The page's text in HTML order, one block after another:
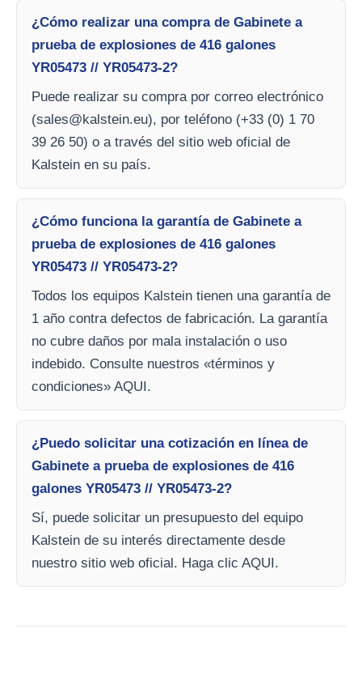
¿Cómo realizar una compra de Gabinete a
prueba de explosiones de 416 galones
YR05473 // YR05473-2?
Puede realizar su compra por correo electrónico
(sales@kalstein.eu), por teléfono (+33 (0) 1 70
39 26 50) o a través del sitio web oficial de
Kalstein en su país.
¿Cómo funciona la garantía de Gabinete a
prueba de explosiones de 416 galones
YR05473 // YR05473-2?
Todos los equipos Kalstein tienen una garantía de
1 año contra defectos de fabricación. La garantía
no cubre daños por mala instalación o uso
indebido. Consulte nuestros «términos y
condiciones» AQUI.
¿Puedo solicitar una cotización en línea de
Gabinete a prueba de explosiones de 416
galones YR05473 // YR05473-2?
Sí, puede solicitar un presupuesto del equipo
Kalstein de su interés directamente desde
nuestro sitio web oficial. Haga clic AQUI.